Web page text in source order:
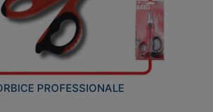
PROFESSIONALE